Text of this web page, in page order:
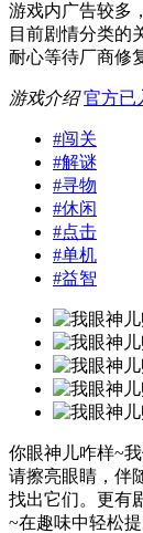
游戏内广告较多
目前剧情分类的
耐心等待厂商修
游戏介绍 官方已
#闯关
#解谜
#寻物
#休闲
#点击
#单机
#益智
你眼神儿咋样~
请擦亮眼睛，伴
找出它们。更有
~在趣味中轻松